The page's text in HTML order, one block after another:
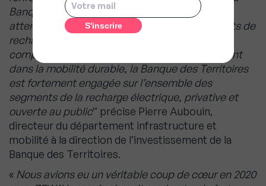
Banque des Territoires est particulièrement
attentive au maillage fin des territoires en points de
recharge pour tous les types de véhicules, y
compris 2 roues. Pionnière dans l’investissement
dans la mobilité durable, la Banque des Territoires
est fortement engagée sur l’ensemble des
segments de la recharge électrique, privative et
ouverte au public” précise Pierre Aubouin,
directeur du département infrastructure et
mobilité à la direction de l’investissement de la
Banque des Territoires.
« Nous avions eu un véritable coup de cœur en 2020